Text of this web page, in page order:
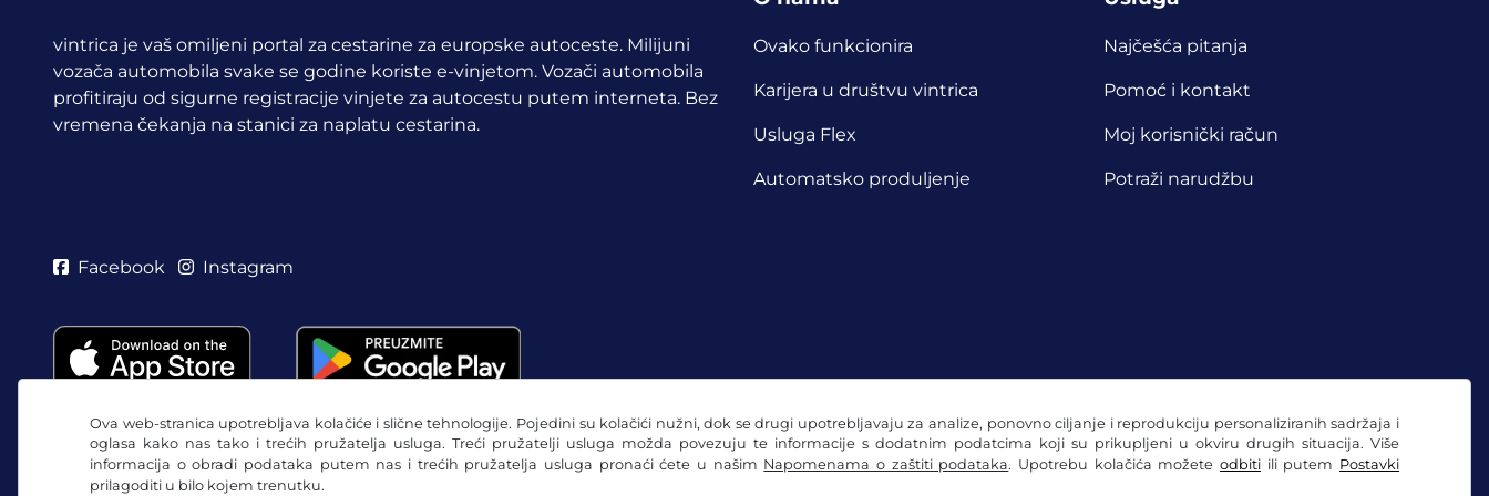
Ova web-stranica upotrebljava kolačiće i slične tehnologije. Pojedini su kolačići nužni, dok se drugi upotrebljavaju za analize, ponovno ciljanje i reprodukciju personaliziranih sadržaja i
oglasa kako nas tako i trećih pružatelja usluga. Treći pružatelji usluga možda povezuju te informacije s dodatnim podatcima koji su prikupljeni u okviru drugih situacija. Više
informacija o obradi podataka putem nas i trećih pružatelja usluga pronaći ćete u našim Napomenama o zaštiti podataka. Upotrebu kolačića možeteodbiti ili putem Postavki
prilagoditi u bilo kojem trenutku.
vintrica je vaš omiljeni portal za cestarine za europske autoceste. Milijuni
vozača automobila svake se godine koriste e-vinjetom. Vozači automobila
profitiraju od sigurne registracije vinjete za autocestu putem interneta. Bez
vremena čekanja na stanici za naplatu cestarina.
Ovako funkcionira
Karijera u društvu vintrica
Usluga Flex
Automatsko produljenje
Najčešća pitanja
Pomoć i kontakt
Moj korisnički račun
Potraži narudžbu
Facebook Instagram